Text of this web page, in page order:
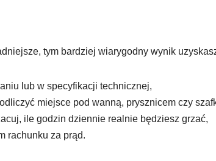
tym bardziej wiarygodny wynik
lub w specyfikacji technicznej,
miejsce pod wanną, prysznicem czy
ile godzin dziennie realnie będziesz grzać,
rachunku za prąd.